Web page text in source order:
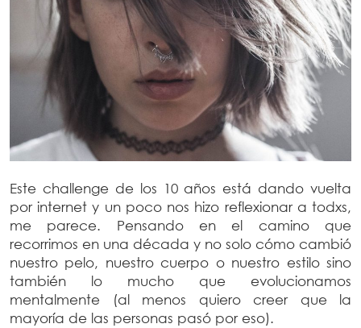
Este challenge de los 10 años está dando vuelta
por internet y un poco nos hizo reflexionar a todxs,
me parece. Pensando en el camino que
recorrimos en una década y no solo cómo cambió
nuestro pelo, nuestro cuerpo o nuestro estilo sino
también lo mucho que evolucionamos
mentalmente (al menos quiero creer que la
mayoría de las personas pasó por eso).